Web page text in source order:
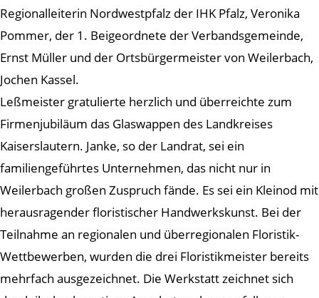
Regionalleiterin Nordwestpfalz der IHK Pfalz, Veronika
Pommer, der 1. Beigeordnete der Verbandsgemeinde,
Ernst Müller und der Ortsbürgermeister von Weilerbach,
Jochen Kassel.
Leßmeister gratulierte herzlich und überreichte zum
Firmenjubiläum das Glaswappen des Landkreises
Kaiserslautern. Janke, so der Landrat, sei ein
familiengeführtes Unternehmen, das nicht nur in
Weilerbach großen Zuspruch fände. Es sei ein Kleinod mit
herausragender floristischer Handwerkskunst. Bei der
Teilnahme an regionalen und überregionalen Floristik-
Wettbewerben, wurden die drei Floristikmeister bereits
mehrfach ausgezeichnet. Die Werkstatt zeichnet sich